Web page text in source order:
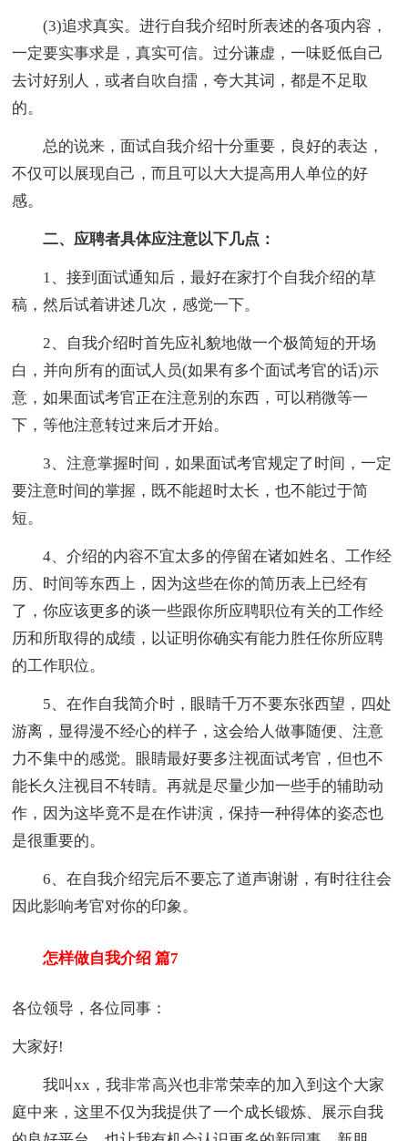
(3)追求真实。进行自我介绍时所表述的各项内容，
一定要实事求是，真实可信。过分谦虚，一味贬低自己
去讨好别人，或者自吹自擂，夸大其词，都是不足取
的。
总的说来，面试自我介绍十分重要，良好的表达，
不仅可以展现自己，而且可以大大提高用人单位的好
感。
二、应聘者具体应注意以下几点：
1、接到面试通知后，最好在家打个自我介绍的草
稿，然后试着讲述几次，感觉一下。
2、自我介绍时首先应礼貌地做一个极简短的开场
白，并向所有的面试人员(如果有多个面试考官的话)示
意，如果面试考官正在注意别的东西，可以稍微等一
下，等他注意转过来后才开始。
3、注意掌握时间，如果面试考官规定了时间，一定
要注意时间的掌握，既不能超时太长，也不能过于简
短。
4、介绍的内容不宜太多的停留在诸如姓名、工作经
历、时间等东西上，因为这些在你的简历表上已经有
了，你应该更多的谈一些跟你所应聘职位有关的工作经
历和所取得的成绩，以证明你确实有能力胜任你所应聘
的工作职位。
5、在作自我简介时，眼睛千万不要东张西望，四处
游离，显得漫不经心的样子，这会给人做事随便、注意
力不集中的感觉。眼睛最好要多注视面试考官，但也不
能长久注视目不转睛。再就是尽量少加一些手的辅助动
作，因为这毕竟不是在作讲演，保持一种得体的姿态也
是很重要的。
6、在自我介绍完后不要忘了道声谢谢，有时往往会
因此影响考官对你的印象。
怎样做自我介绍 篇7
各位领导，各位同事：
大家好!
我叫xx，我非常高兴也非常荣幸的加入到这个大家
庭中来，这里不仅为我提供了一个成长锻炼、展示自我